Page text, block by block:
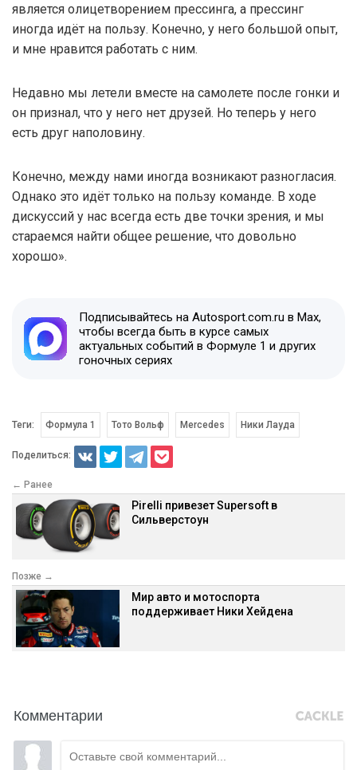
является олицетворением прессинга, а прессинг
иногда идёт на пользу. Конечно, у него большой опыт,
и мне нравится работать с ним.
Недавно мы летели вместе на самолете после гонки и
он признал, что у него нет друзей. Но теперь у него
есть друг наполовину.
Конечно, между нами иногда возникают разногласия.
Однако это идёт только на пользу команде. В ходе
дискуссий у нас всегда есть две точки зрения, и мы
стараемся найти общее решение, что довольно
хорошо».
Подписывайтесь на Autosport.com.ru в Max,
чтобы всегда быть в курсе самых
актуальных событий в Формуле 1 и других
гоночных сериях
Теги: Формула 1 Тото Вольф Mercedes Ники Лауда
Поделиться:
← Ранее
Pirelli привезет Supersoft в
Сильверстоун
Позже →
Мир авто и мотоспорта
поддерживает Ники Хейдена
Комментарии